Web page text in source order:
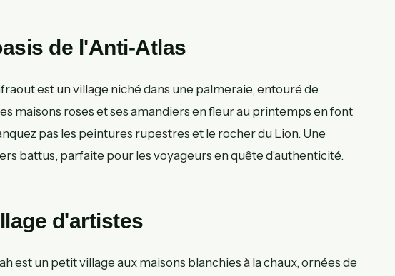
de l'Anti-Atlas
est un village niché dans une palmeraie, entouré de
maisons roses et ses amandiers en fleur au printemps en font
pas les peintures rupestres et le rocher du Lion. Une
battus, parfaite pour les voyageurs en quête d'authenticité.
d'artistes
est un petit village aux maisons blanchies à la chaux, ornées de